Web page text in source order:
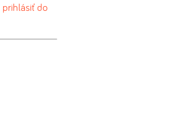
prihlásiť do